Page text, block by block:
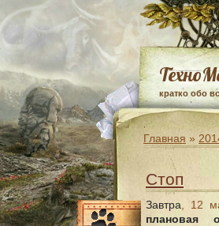
кратко обо
Главная »
Стоп
Завтра , 12
плановая